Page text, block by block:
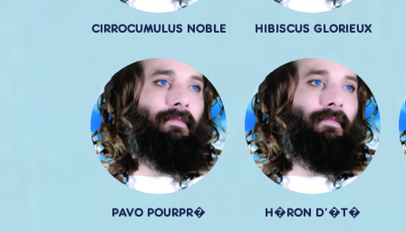
CIRROCUMULUS NOBLE HIBISCUS GLORIEUX
PAVO POURPR� H�RON D'�T�